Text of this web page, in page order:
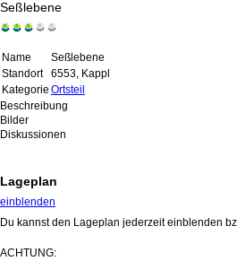
Seßlebene
Name
Seßlebene
Standort
6553, Kappl
Kategorie Ortsteil
Beschreibung
Bilder
Diskussionen
Lageplan
einblenden
Du kannst den Lageplan jederzeit einblenden
ACHTUNG: